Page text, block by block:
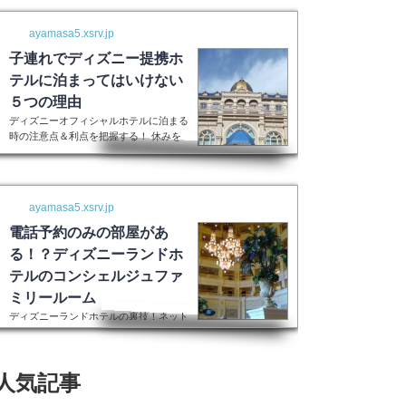
ayamasa5.xsrv.jp
子連れでディズニー提携ホ
テルに泊まってはいけない
５つの理由
ディズニーオフィシャルホテルに泊まる
時の注意点＆利点を把握する！ 休みを
取って子供を喜ばせるためにディズニー
ランドに行く！最高の家族サービスです
よね。 でも・・・小さい子供を連れて
るのは、お父さんお母さんも疲れること
間違いなし。 夜の目玉であるショーや
パレードの前に子供が寝てしまって抱っ
こしながら見るなんて残念なことも多々
起こるでしょう。 せっかくキラキラし
た夢の国を可愛い我が子に見せたかった
のに・・・。 そんな時、「ディズニー
ラ...
ayamasa5.xsrv.jp
電話予約のみの部屋があ
る！？ディズニーランドホ
テルのコンシェルジュファ
ミリールーム
ディズニーランドホテルの裏技！ネット
上には表示されない大人数用ルーム現在
の予約センターもなくなってしまったそ
うで、元コンシェルジュファミリールー
気記事